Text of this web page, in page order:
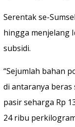
Serentak se-
hingga menjelang
subsidi.
“Sejumlah bahan
di antaranya
pasir seharga Rp
24 ribu